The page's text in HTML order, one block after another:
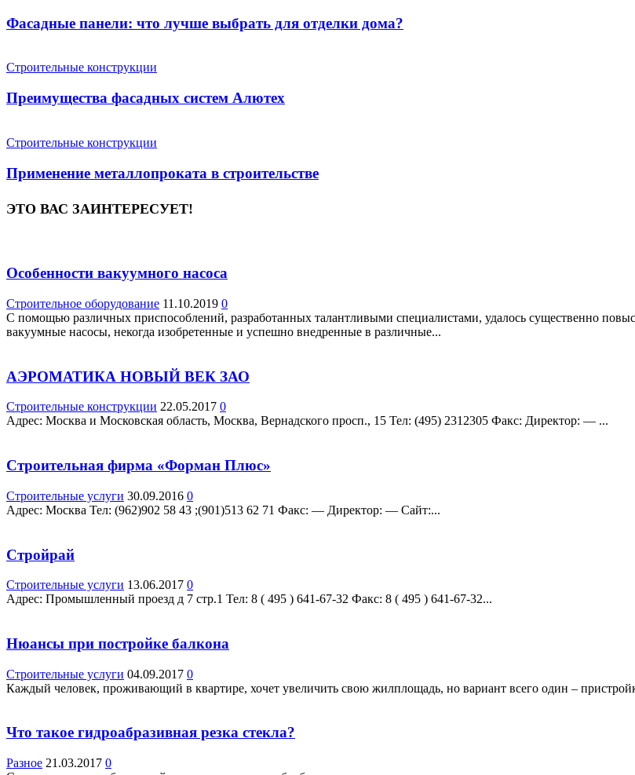
Фасадные панели: что лучше выбрать для отделки дома?
Строительные конструкции
Преимущества фасадных систем Алютех
Строительные конструкции
Применение металлопроката в строительстве
ЭТО ВАС ЗАИНТЕРЕСУЕТ!
Особенности вакуумного насоса
Строительное оборудование 11.10.2019 0
С помощью различных приспособлений, разработанных талантливыми специалистами, удалось существенно
вакуумные насосы, некогда изобретенные и успешно внедренные в различные...
АЭРОМАТИКА НОВЫЙ ВЕК ЗАО
Строительные конструкции 22.05.2017 0
Адрес: Москва и Московская область, Москва, Вернадского просп., 15 Teл: (495) 2312305 Факс: Директор: — ...
Строительная фирма «Форман Плюс»
Строительные услуги 30.09.2016 0
Адрес: Москва Teл: (962)902 58 43 ;(901)513 62 71 Факс: — Директор: — Сайт:...
Стройрай
Строительные услуги 13.06.2017 0
Адрес: Промышленный проезд д 7 стр.1 Teл: 8 ( 495 ) 641-67-32 Факс: 8 ( 495 ) 641-67-32...
Нюансы при постройке балкона
Строительные услуги 04.09.2017 0
Каждый человек, проживающий в квартире, хочет увеличить свою жилплощадь, но вариант всего один –
Что такое гидроабразивная резка стекла?
Разное 21.03.2017 0